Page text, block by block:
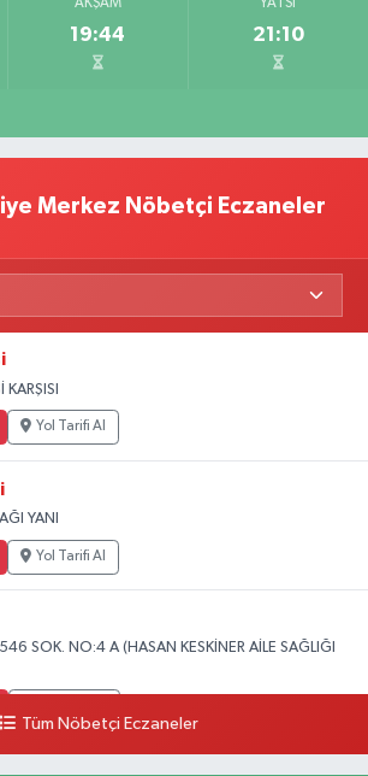
AKŞAM
19:44
YATSI
21:10
Merkez Nöbetçi Eczaneler
KARŞISI
Yol Tarifi Al
YANI
Yol Tarifi Al
SOK. NO:4 A (HASAN KESKİNER AİLE SAĞLIĞI
Tüm Nöbetçi Eczaneler